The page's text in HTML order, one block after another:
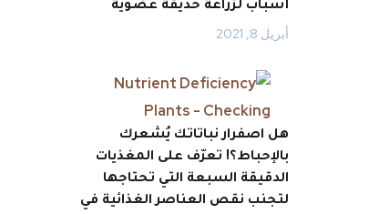
أسباب لزراعة حديقة عضوية
أبريل 8, 2021
هل اصفرار نباتاتك يُشعرك
بالإحباط؟! تعرّف على المغذيات
الدقيقة السبعة التي تحتاجها
لتجنب نقص العناصر الغذائية في